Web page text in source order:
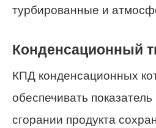
турбированные и
Конденсационный
КПД конденсационных
обеспечивать
сгорании продукта